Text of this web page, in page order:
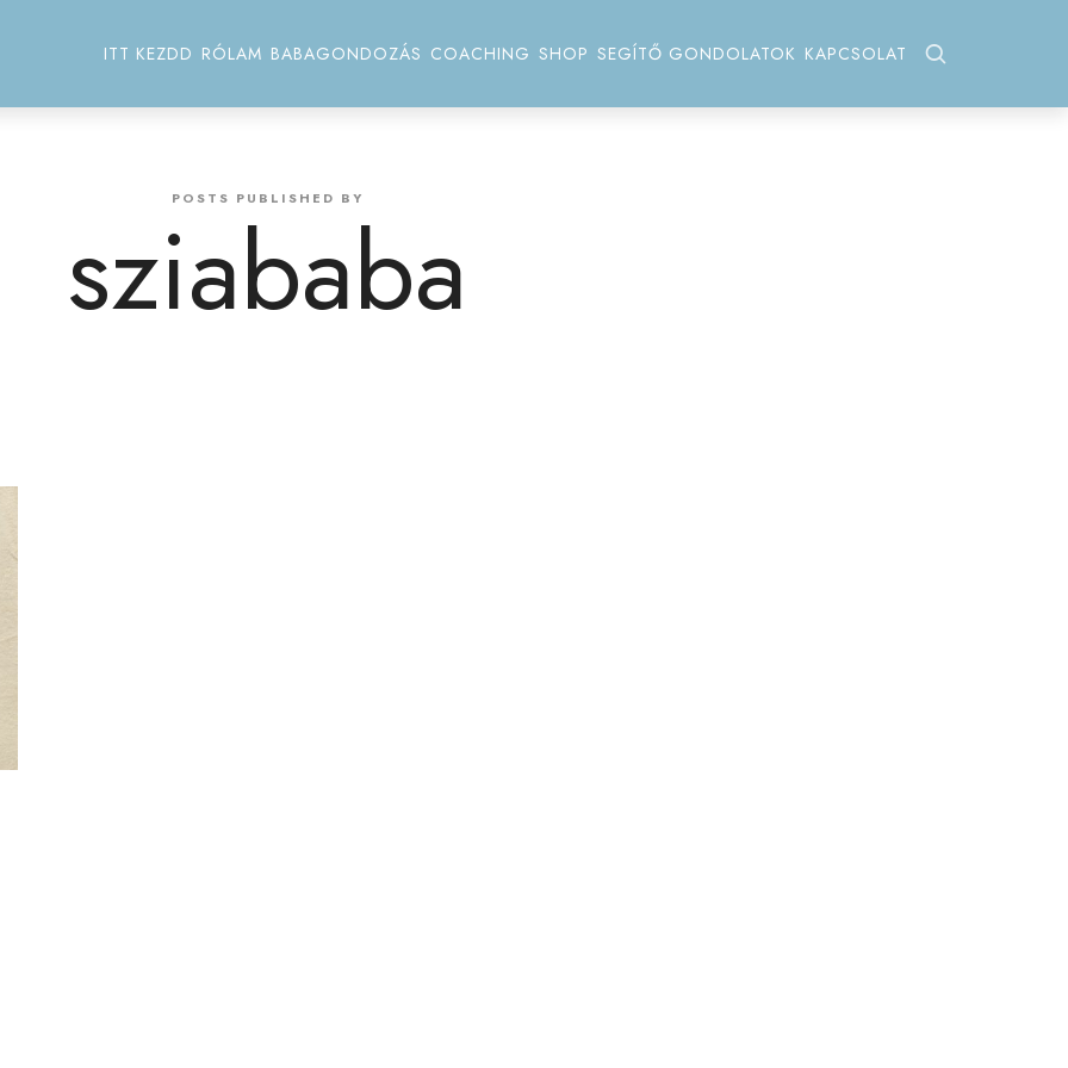
ITT KEZDD RÓLAM BABAGONDOZÁS COACHING SHOP SEGÍTŐ GONDOLATOK KAPCSOLAT
POSTS PUBLISHED BY
sziababa